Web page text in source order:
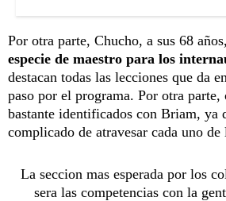
Por otra parte, Chucho, a sus 68
especie de maestro para los
destacan todas las lecciones que da
paso por el programa. Por otra parte,
bastante identificados con Briam, ya
complicado de atravesar cada uno de
La seccion mas esperada por los
sera las competencias con la